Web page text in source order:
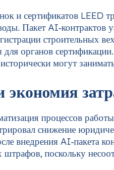
и сертификатов LEED
Пакет
строительных
для органов
могут
процессов
снижение
внедрения
штрафов, поскольку